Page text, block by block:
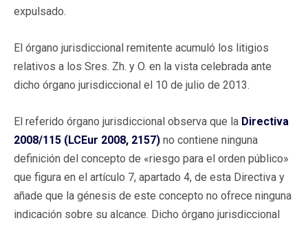
expulsado.
El órgano jurisdiccional remitente acumuló los litigios
relativos a los Sres. Zh. y O. en la vista celebrada ante
dicho órgano jurisdiccional el 10 de julio de 2013.
El referido órgano jurisdiccional observa que la Directiva
2008/115 (LCEur 2008, 2157) no contiene ninguna
definición del concepto de «riesgo para el orden público»
que figura en el artículo 7, apartado 4, de esta Directiva y
añade que la génesis de este concepto no ofrece ninguna
indicación sobre su alcance. Dicho órgano jurisdiccional